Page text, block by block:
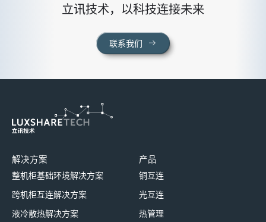
立讯技术，以科技连接未来
联系我们
解决方案
整机柜基础环境解决方案
跨机柜互连解决方案
液冷散热解决方案
产品
铜互连
光互连
热管理